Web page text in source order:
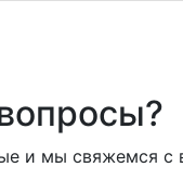
и мы свяжемся с